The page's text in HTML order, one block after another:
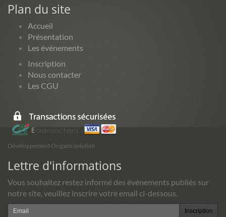
Plan du site
Accueil
Présentation
Les événements
Inscription
Nous contacter
Les CGU
Développement Origami solution
Lettre d'informations
Vous souhaitez restez informé des événements publiés sur
notre site, veuillez inscrire votre email ci-dessous.
Inscription